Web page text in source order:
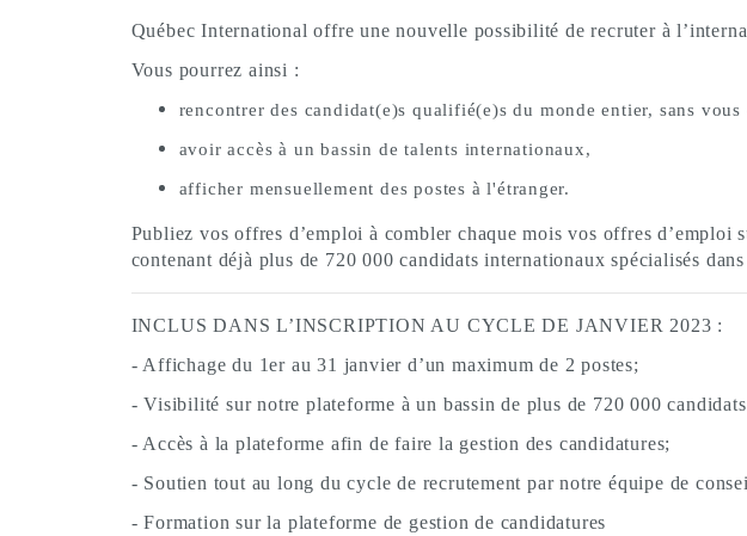
Québec International offre une nouvelle possibilité de recruter à
Vous pourrez ainsi :
rencontrer des candidat(e)s qualifié(e)s du monde entier, sans vous
avoir accès à un bassin de talents internationaux,
afficher mensuellement des postes à l'étranger.
Publiez vos offres d’emploi à combler chaque mois vos offres d’emploi
contenant déjà plus de 720 000 candidats internationaux spécialisés
INCLUS DANS L’INSCRIPTION AU CYCLE DE JANVIER 2023 :
- Affichage du 1er au 31 janvier d’un maximum de 2 postes;
- Visibilité sur notre plateforme à un bassin de plus de 720 000
- Accès à la plateforme afin de faire la gestion des candidatures;
- Soutien tout au long du cycle de recrutement par notre équipe de
- Formation sur la plateforme de gestion de candidatures